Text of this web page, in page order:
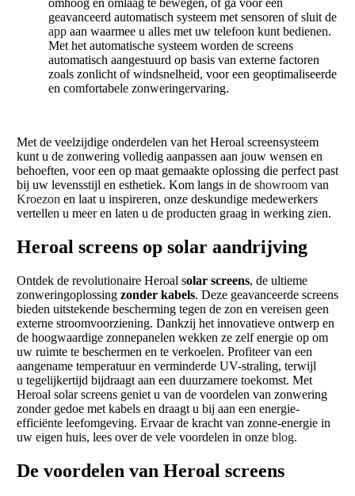
omhoog en omlaag te bewegen, of ga voor een
geavanceerd automatisch systeem met sensoren of sluit de
appaan waarmee u alles met uw telefoon kunt bedienen.
Met het automatische systeem worden de screens
automatisch aangestuurd op basis van externe factoren
zoals zonlicht of windsnelheid, voor een geoptimaliseerde
en comfortabele zonweringervaring.
Met de veelzijdige onderdelen van het Heroal screensysteem
kunt u de zonwering volledig aanpassen aan jouw wensen en
behoeften, voor een op maat gemaakte oplossing die perfect past
bij uw levensstijl en esthetiek. Kom langs in de showroomvan
Kroezon en laat u inspireren, onze deskundige medewerkers
vertellen u meer en laten u de producten graag in werking zien.
Heroal screens op solar aandrijving
Ontdek de revolutionaire Heroal solar screens, de ultieme
zonweringoplossing zonder kabels. Deze geavanceerde screens
bieden uitstekende bescherming tegen de zon en vereisen geen
externe stroomvoorziening. Dankzij het innovatieve ontwerp en
de hoogwaardige zonnepanelen wekken ze zelf energie op om
uw ruimte te beschermen en te verkoelen. Profiteer van een
aangename temperatuur en verminderde UV-straling, terwijl
u tegelijkertijd bijdraagt aan een duurzamere toekomst. Met
Heroal solar screens geniet u van de voordelen van zonwering
zonder gedoe met kabels en draagt u bij aan een energie-
efficiënte leefomgeving. Ervaar de kracht van zonne-energie in
uw eigen huis, lees over de vele voordelen in onze blog.
De voordelen van Heroal screens